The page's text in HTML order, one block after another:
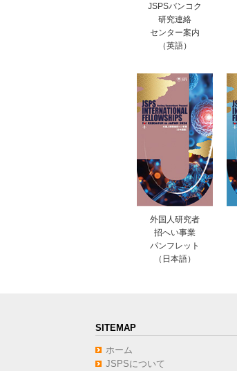
JSPSバンコク
研究連絡
センター案内
（英語）
外国人研究者
招へい事業
パンフレット
（日本語）
SITEMAP
ホーム
JSPSについて